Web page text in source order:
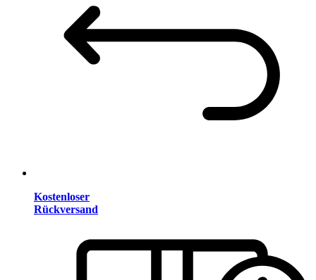
Kostenloser
Rückversand